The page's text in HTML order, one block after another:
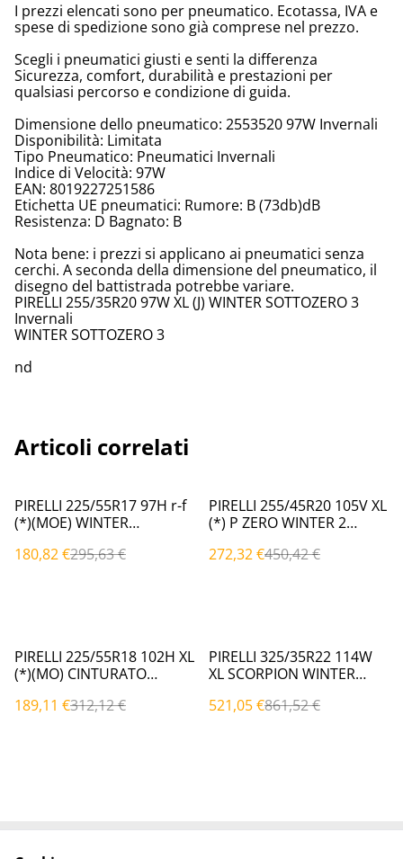
I prezzi elencati sono per pneumatico. Ecotassa, IVA e
spese di spedizione sono già comprese nel prezzo.
Scegli i pneumatici giusti e senti la differenza
Sicurezza, comfort, durabilità e prestazioni per
qualsiasi percorso e condizione di guida.
Dimensione dello pneumatico: 2553520 97W Invernali
Disponibilità: Limitata
Tipo Pneumatico: Pneumatici Invernali
Indice di Velocità: 97W
EAN: 8019227251586
Etichetta UE pneumatici: Rumore: B (73db)dB
Resistenza: D Bagnato: B
Nota bene: i prezzi si applicano ai pneumatici senza
cerchi. A seconda della dimensione del pneumatico, il
disegno del battistrada potrebbe variare.
PIRELLI 255/35R20 97W XL (J) WINTER SOTTOZERO 3
Invernali
WINTER SOTTOZERO 3
nd
Articoli correlati
%
PIRELLI 225/55R17 97H r-f
(*)(MOE) WINTER
180,82 €295,63 €
%
PIRELLI 255/45R20 105V XL
(*) P ZERO WINTER 2
272,32 €450,42 €
%
PIRELLI 225/55R18 102H XL
(*)(MO) CINTURATO
189,11 €312,12 €
%
PIRELLI 325/35R22 114W
XL SCORPION WINTER
521,05 €861,52 €